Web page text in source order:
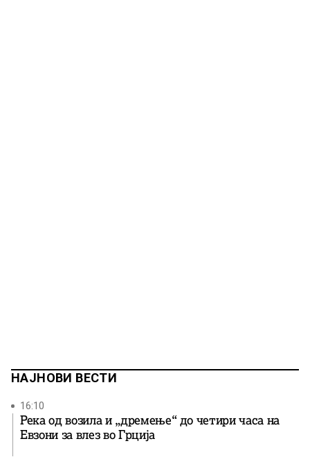
НАЈНОВИ ВЕСТИ
16:10
Река од возила и „дремење“ до четири часа на
Евзони за влез во Грција